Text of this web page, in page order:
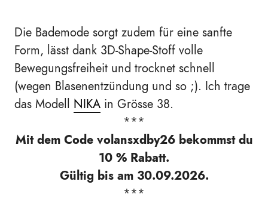
Die Bademode sorgt zudem für eine sanfte
Form, lässt dank 3D-Shape-Stoff volle
Bewegungsfreiheit und trocknet schnell
(wegen Blasenentzündung und so ;). Ich trage
das Modell NIKA in Grösse 38.
***
Mit dem Code volansxdby26 bekommst du
10 % Rabatt.
Gültig bis am 30.09.2026.
***